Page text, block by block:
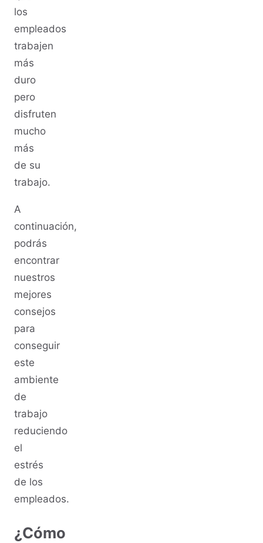
los
empleados
trabajen
más
duro
pero
disfruten
mucho
más
de su
trabajo.
A
continuación,
podrás
encontrar
nuestros
mejores
consejos
para
conseguir
este
ambiente
de
trabajo
reduciendo
el
estrés
de los
empleados.
¿Cómo